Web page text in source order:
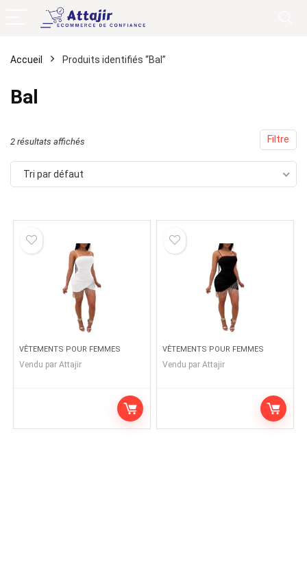
Accueil Produits identifiés “Bal”
Bal
Filtre
2 résultats affichés
Tri par défaut
VÊTEMENTS POUR FEMMES
Vendu par Attajir
VÊTEMENTS POUR FEMMES
Vendu par Attajir